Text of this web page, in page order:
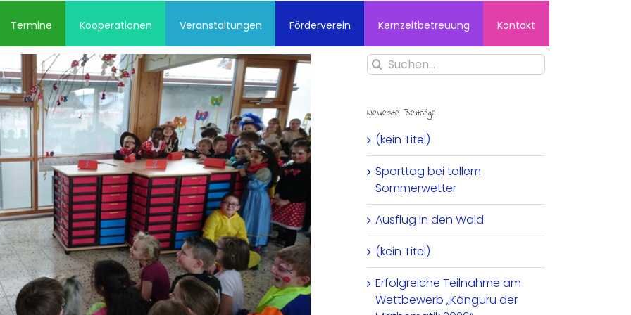
Termine Kooperationen Veranstaltungen Förderverein Kernzeitbetreuung Kontakt
Suche
nach:
Neueste Beiträge
(kein Titel)
Sporttag bei tollem
Sommerwetter
Ausflug in den Wald
(kein Titel)
Erfolgreiche Teilnahme am
Wettbewerb „Känguru der